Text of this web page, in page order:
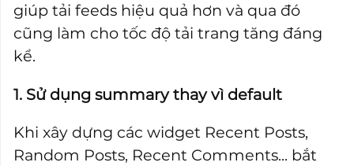
giúp tải feeds hiệu quả hơn và qua đó
cũng làm cho tốc độ tải trang tăng đáng
kể.
1. Sử dụng summary thay vì default
Khi xây dựng các widget Recent Posts,
Random Posts, Recent Comments... bắt